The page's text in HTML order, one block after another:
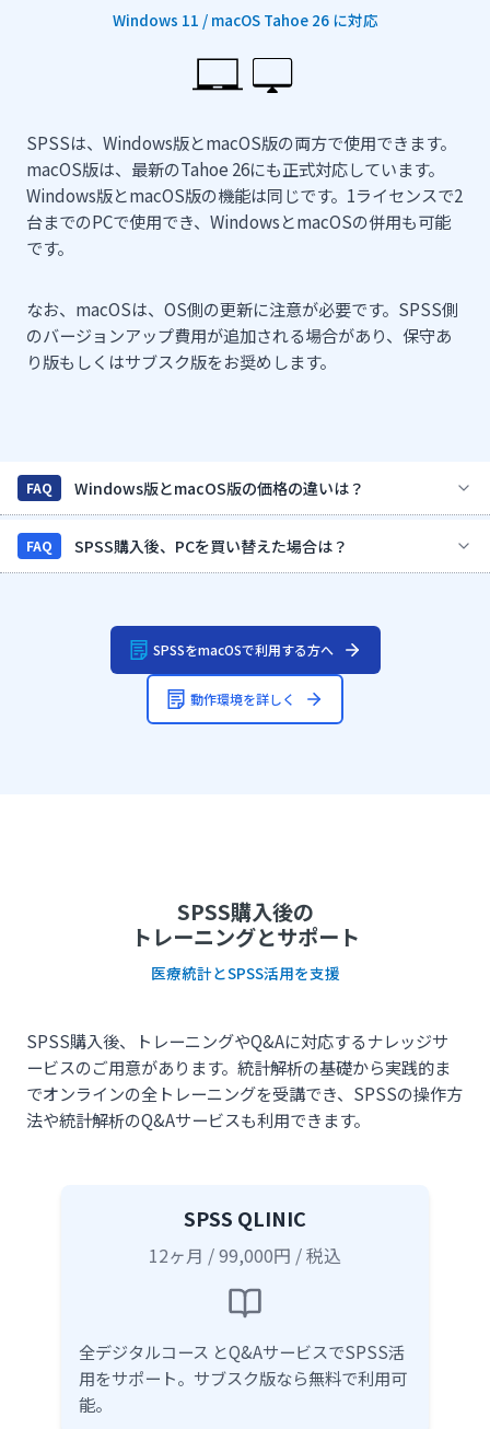
Windows 11 / macOS Tahoe 26 に対応
SPSSは、Windows版とmacOS版の両方で使用できます。
macOS版は、最新のTahoe 26にも正式対応しています。
Windows版とmacOS版の機能は同じです。1ライセンスで2
台までのPCで使用でき、WindowsとmacOSの併用も可能
です。
なお、macOSは、OS側の更新に注意が必要です。SPSS側
のバージョンアップ費用が追加される場合があり、保守あ
り版もしくはサブスク版をお奨めします。
FAQ Windows版とmacOS版の価格の違いは？
FAQ SPSS購入後、PCを買い替えた場合は？
SPSSをmacOSで利用する方へ
動作環境を詳しく
SPSS購入後の
トレーニングとサポート
医療統計とSPSS活用を支援
SPSS購入後、トレーニングやQ&Aに対応するナレッジサ
ービスのご用意があります。統計解析の基礎から実践的ま
でオンラインの全トレーニングを受講でき、SPSSの操作方
法や統計解析のQ&Aサービスも利用できます。
SPSS QLINIC
12ヶ月 / 99,000円 / 税込
全デジタルコース とQ&AサービスでSPSS活
用をサポート。サブスク版なら無料で利用可
能。